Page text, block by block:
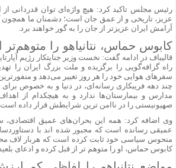
آسیب به ۱۱۶ دکل مخابراتی هرمزگان در حملات آمریکا؛ تلفن ثابت، همراه و اینترنت ‌قطع شده است
نقشه جدید بازده اجاره در تهران؛ سرمایه‌گذاری در کدام
سائوتومه و پرنسیپ؛ مسیر جدید و قانونی اخذ پاسپورت دوم
وزیر ارتباطات: پیام‌رسان‌های داخلی باید به استقلال مالی
ادامه ادعاهای سنتکام درباره محاصره دریایی ایران
ماشین‌ها شما را زیر نظر می‌گیرند
رئیس مجلس تاکید کرد: هیچ واژه‌ای توان قدردانی از
عزیز، تاریخی و از عمق جان است؛ دشمنان ما همچون
آرامش ایران عزیزتر از جان را به گور خواهند برد.
کابوس حماس، نتانیاهو را
قالیباف در ادامه گفت: نخست وزیر جنایتکار رژیم
راه گزافه‌گویی را برگزیده و ملت بزرگ ایران را
سفرهای هوایی خود را هر روز تغییر می‌دهد و
چند دهه فریبکاری رسانه‌ای، در دنیا و به خصوص برای
مدارس و بیمارستان‌ها ندارد و به هیچکدام از
صهیونیستی را در ناامن ترین شرایطش قرار داده است.
وی اضافه کرد: همه‌ این بحران‌های عمیق اقتصادی،
عمیقی رسانده است که مجبور شده اند با
منحوس سیاسی خود ثابت کرده است که هربار لاف
کابوس حماس، او را متوهم تر از قبل کرده و ادعای